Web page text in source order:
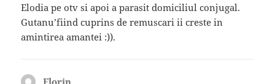
Elodia pe otv si apoi a parasit domiciliul conjugal.
Gutanu’fiind cuprins de remuscari ii creste in
amintirea amantei :)).
Florin